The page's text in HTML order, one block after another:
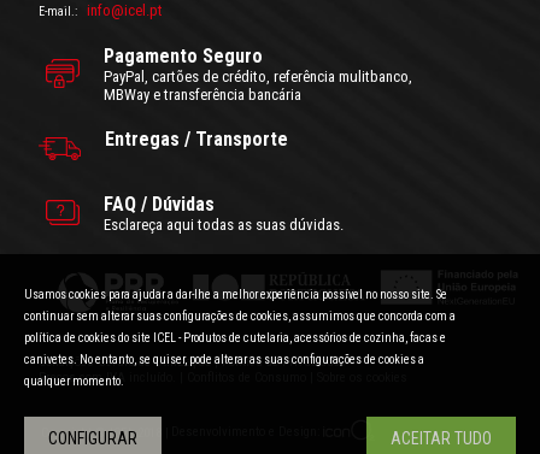
E-mail.:
info@icel.pt
Pagamento Seguro
PayPal, cartões de crédito, referência mulitbanco,
MBWay e transferência bancária
Entregas / Transporte
FAQ / Dúvidas
Esclareça aqui todas as suas dúvidas.
Condições Gerais de Utilização |Politica de Privacidade
Preços com IVA incluído.
Copyright © ICEL 2018 |
Usamos cookies para ajudar a dar-lhe a melhor experiência possível no nosso site. Se
continuar sem alterar suas configurações de cookies, assumimos que concorda com a
política de cookies do site ICEL - Produtos de cutelaria, acessórios de cozinha, facas e
canivetes. No entanto, se quiser, pode alterar as suas configurações de cookies a
qualquer momento.
CONFIGURAR ACEITAR TUDO